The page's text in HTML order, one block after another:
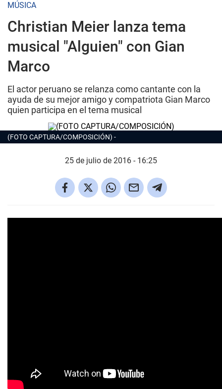
MÚSICA
Christian Meier lanza tema
musical "Alguien" con Gian
Marco
El actor peruano se relanza como cantante con la
ayuda de su mejor amigo y compatriota Gian Marco
quien participa en el tema musical
(FOTO CAPTURA/COMPOSICIÓN)
25 de julio de 2016 - 16:25